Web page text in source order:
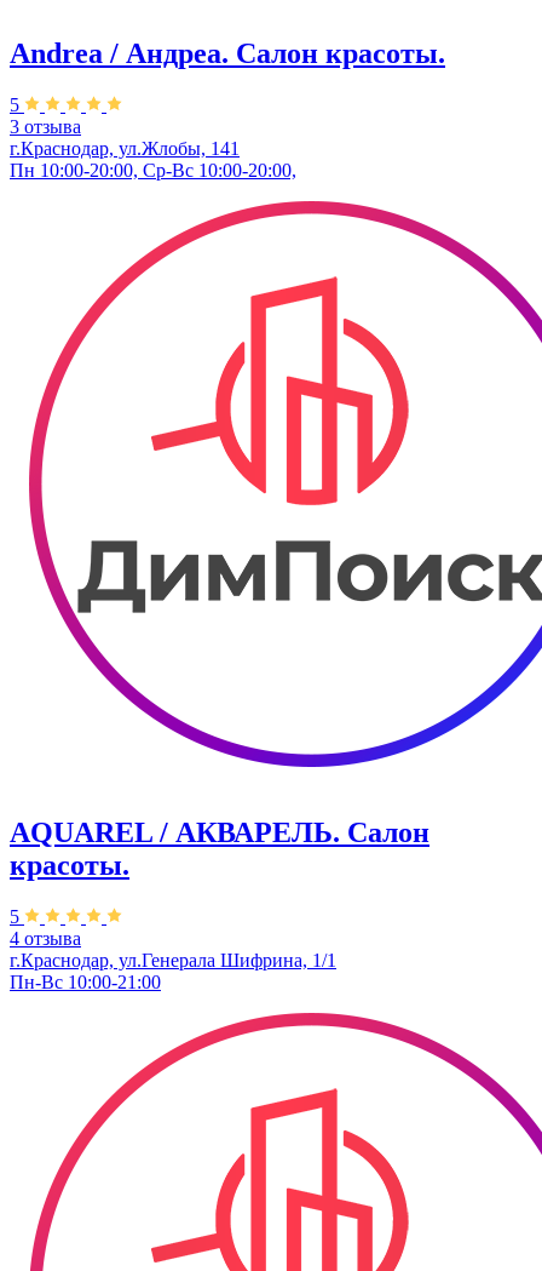
Andrea / Андреа. Салон красоты.
5
3 отзыва
г.Краснодар, ул.Жлобы, 141
Пн 10:00-20:00, Ср-Вс 10:00-20:00,
AQUAREL / АКВАРЕЛЬ. Салон
красоты.
5
4 отзыва
г.Краснодар, ул.Генерала Шифрина, 1/1
Пн-Вс 10:00-21:00